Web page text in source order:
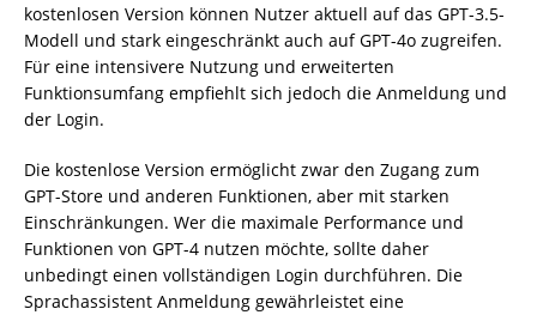
kostenlosen Version können Nutzer aktuell auf das GPT-3.5-
Modell und stark eingeschränkt auch auf GPT-4o zugreifen.
Für eine intensivere Nutzung und erweiterten
Funktionsumfang empfiehlt sich jedoch die Anmeldung und
der Login.
Die kostenlose Version ermöglicht zwar den Zugang zum
GPT-Store und anderen Funktionen, aber mit starken
Einschränkungen. Wer die maximale Performance und
Funktionen von GPT-4 nutzen möchte, sollte daher
unbedingt einen vollständigen Login durchführen. Die
Sprachassistent Anmeldung gewährleistet eine